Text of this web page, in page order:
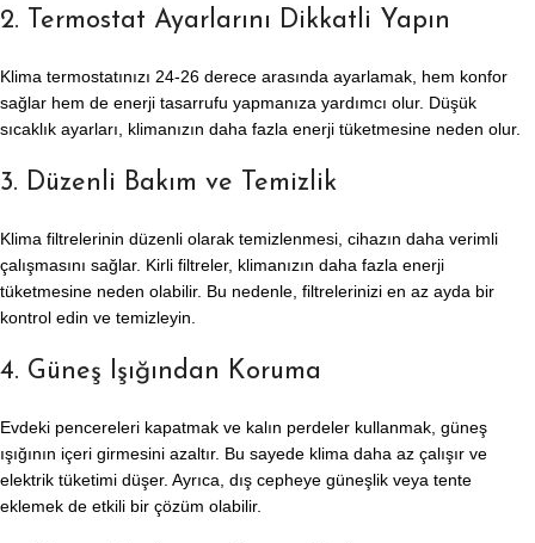
2. Termostat Ayarlarını Dikkatli Yapın
Klima termostatınızı 24-26 derece arasında ayarlamak, hem konfor
sağlar hem de enerji tasarrufu yapmanıza yardımcı olur. Düşük
sıcaklık ayarları, klimanızın daha fazla enerji tüketmesine neden olur.
3. Düzenli Bakım ve Temizlik
Klima filtrelerinin düzenli olarak temizlenmesi, cihazın daha verimli
çalışmasını sağlar. Kirli filtreler, klimanızın daha fazla enerji
tüketmesine neden olabilir. Bu nedenle, filtrelerinizi en az ayda bir
kontrol edin ve temizleyin.
4. Güneş Işığından Koruma
Evdeki pencereleri kapatmak ve kalın perdeler kullanmak, güneş
ışığının içeri girmesini azaltır. Bu sayede klima daha az çalışır ve
elektrik tüketimi düşer. Ayrıca, dış cepheye güneşlik veya tente
eklemek de etkili bir çözüm olabilir.